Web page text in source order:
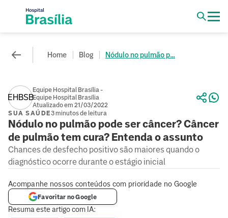
Home Blog Nódulo no pulmão p...
EHBSB
Equipe Hospital Brasília -
Equipe Hospital Brasília
Atualizado em 21/03/2022
SUA SAÚDE3 minutos de leitura
Nódulo no pulmão pode ser câncer? Câncer
de pulmão tem cura? Entenda o assunto
Chances de desfecho positivo são maiores quando o
diagnóstico ocorre durante o estágio inicial
Resuma este artigo com IA:
Acompanhe nossos conteúdos com prioridade no Google
Favoritar no Google